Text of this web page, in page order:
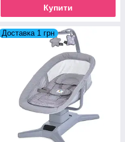
Купити
Доставка 1 грн